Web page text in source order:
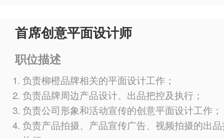
首席创意平面设计师
职位描述
负责柳橙品牌相关的平面设计工作；
负责品牌周边产品设计、出品把控及执行；
负责公司形象和活动宣传的创意平面设计工作；
负责产品拍摄、产品宣传广告、视频拍摄的出